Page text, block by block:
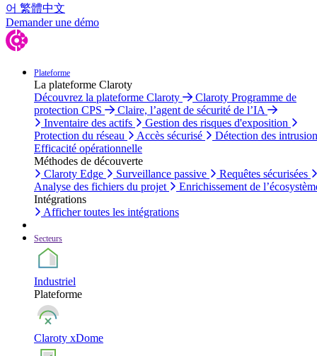
어 繁體中文
Demander une démo
Plateforme
La plateforme Claroty
Découvrez la plateforme Claroty
Claroty Programme de
protection CPS
Claire, l’agent de sécurité de l’IA
Inventaire des actifs
Gestion des risques d'exposition
Protection du réseau
Accès sécurisé
Détection des
Efficacité opérationnelle
Méthodes de découverte
Claroty Edge
Surveillance passive
Requêtes sécurisées
Analyse des fichiers du projet
Enrichissement de
Intégrations
Afficher toutes les intégrations
Secteurs
Industriel
Plateforme
Claroty xDome